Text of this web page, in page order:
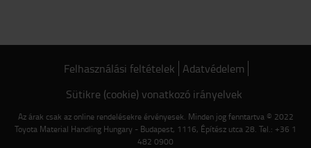
Felhasználási feltételek Adatvédelem
Sütikre (cookie) vonatkozó irányelvek
Az árak csak az online rendelésekre érvényesek. Minden jog fenntartva © 2022
Toyota Material Handling Hungary - Budapest, 1116, Építész utca 28. Tel.: +36 1
482 0900